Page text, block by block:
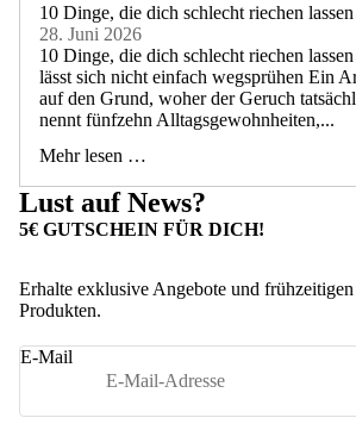
10 Dinge, die dich schlecht riechen lassen
28. Juni 2026
10 Dinge, die dich schlecht riechen
lässt sich nicht einfach wegsprühen Ein
auf den Grund, woher der Geruch
nennt fünfzehn Alltagsgewohnheiten,...
Mehr lesen …
Lust auf News?
5€ GUTSCHEIN FÜR DICH!
Erhalte exklusive Angebote und
Produkten.
E-Mail
Datenschutzerklärung
Widerrufsrecht
Kontaktinformationen
Impressum